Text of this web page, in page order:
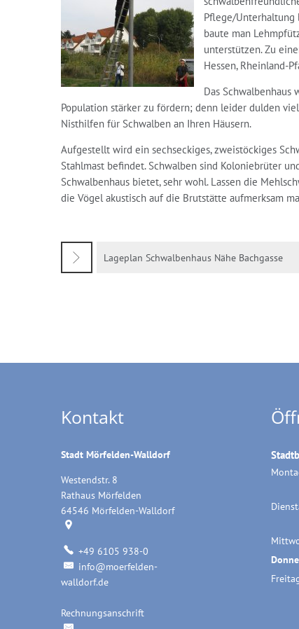
Pflege/Unterhaltung
baute man
unterstützen. Zu
Hessen, Rheinland-
Das
Population stärker zu fördern; denn leider dulden
Nisthilfen für Schwalben an Ihren Häusern.
Aufgestellt wird ein sechseckiges, zweistöckiges
Stahlmast befindet. Schwalben sind Koloniebrüter
Schwalbenhaus bietet, sehr wohl. Lassen die
die Vögel akustisch auf die Brutstätte aufmerksam
Lageplan Schwalbenhaus Nähe Bachgasse
Kontakt
Stadt Mörfelden-Walldorf
Westendstr. 8
Rathaus Mörfelden
64546 Mörfelden-Walldorf
+49 6105 938-0
info@moerfelden-
walldorf.de
Rechnungsanschrift